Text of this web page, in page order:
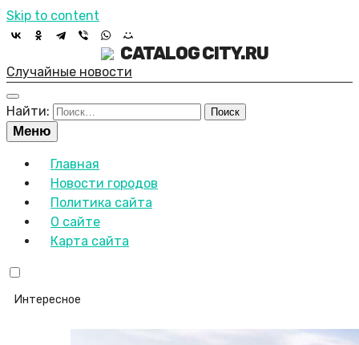
Skip to content
CATALOG CITY.RU
Случайные новости
Найти:
Меню
Главная
Новости городов
Политика сайта
О сайте
Карта сайта
Интересное